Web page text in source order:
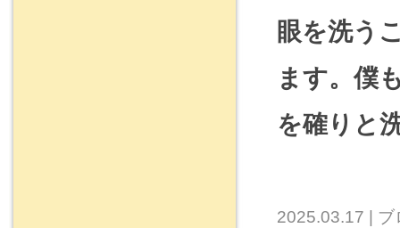
眼を洗う
ます。僕
を確りと
2025.03.17 ブ